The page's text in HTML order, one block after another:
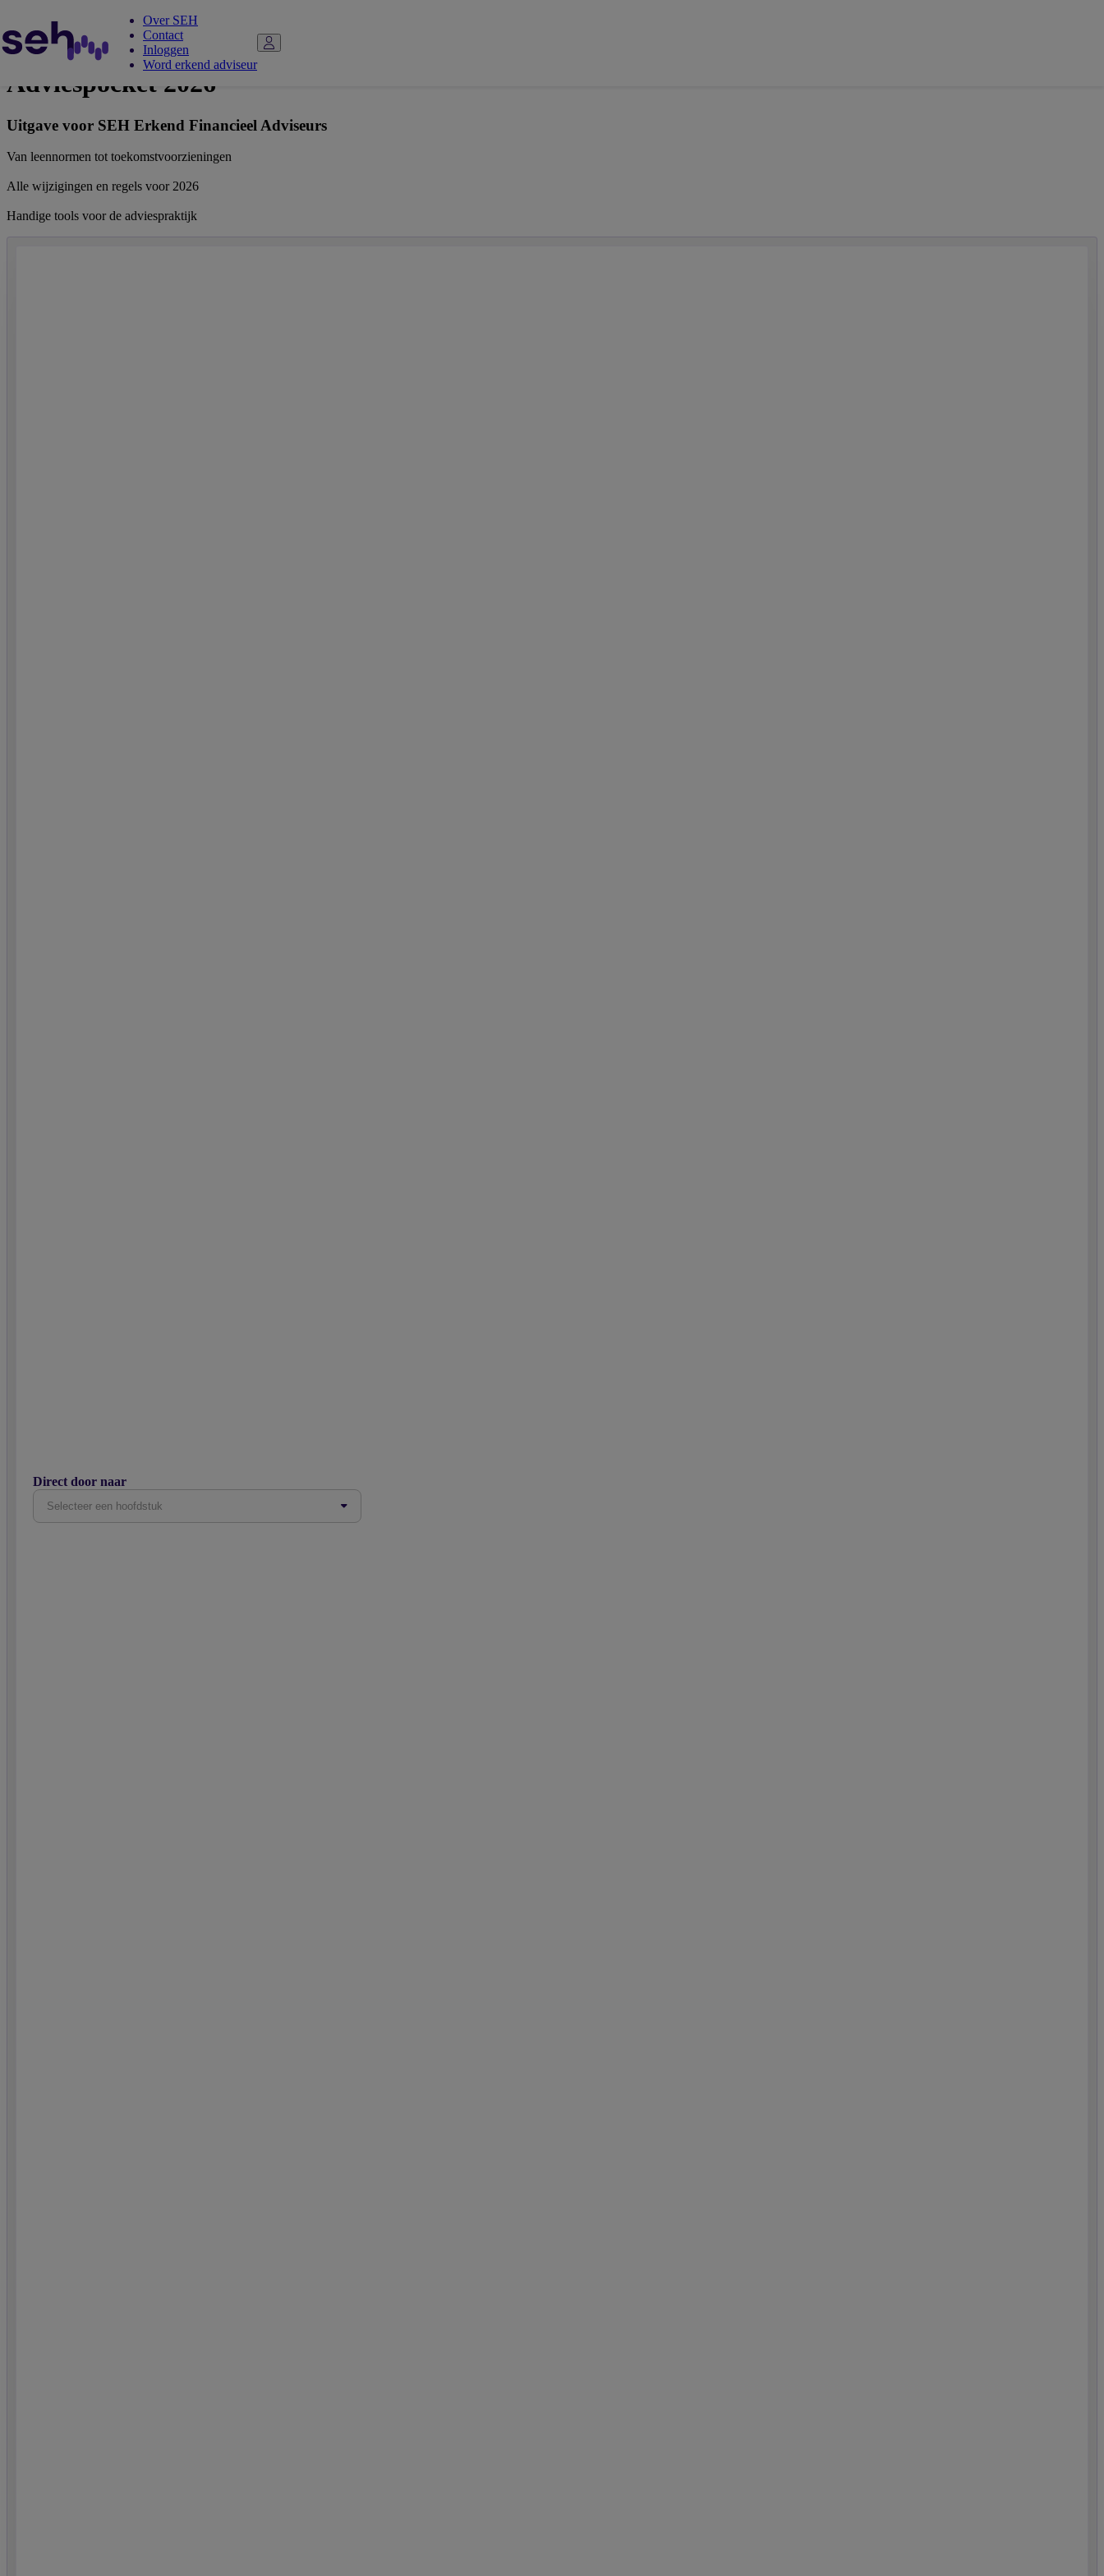
Over SEH
Contact
Inloggen
Word erkend adviseur
Adviespocket 2026
Uitgave voor SEH Erkend Financieel Adviseurs
Van leennormen tot toekomstvoorzieningen
Alle wijzigingen en regels voor 2026
Handige tools voor de adviespraktijk
Direct door naar
Selecteer een hoofdstuk